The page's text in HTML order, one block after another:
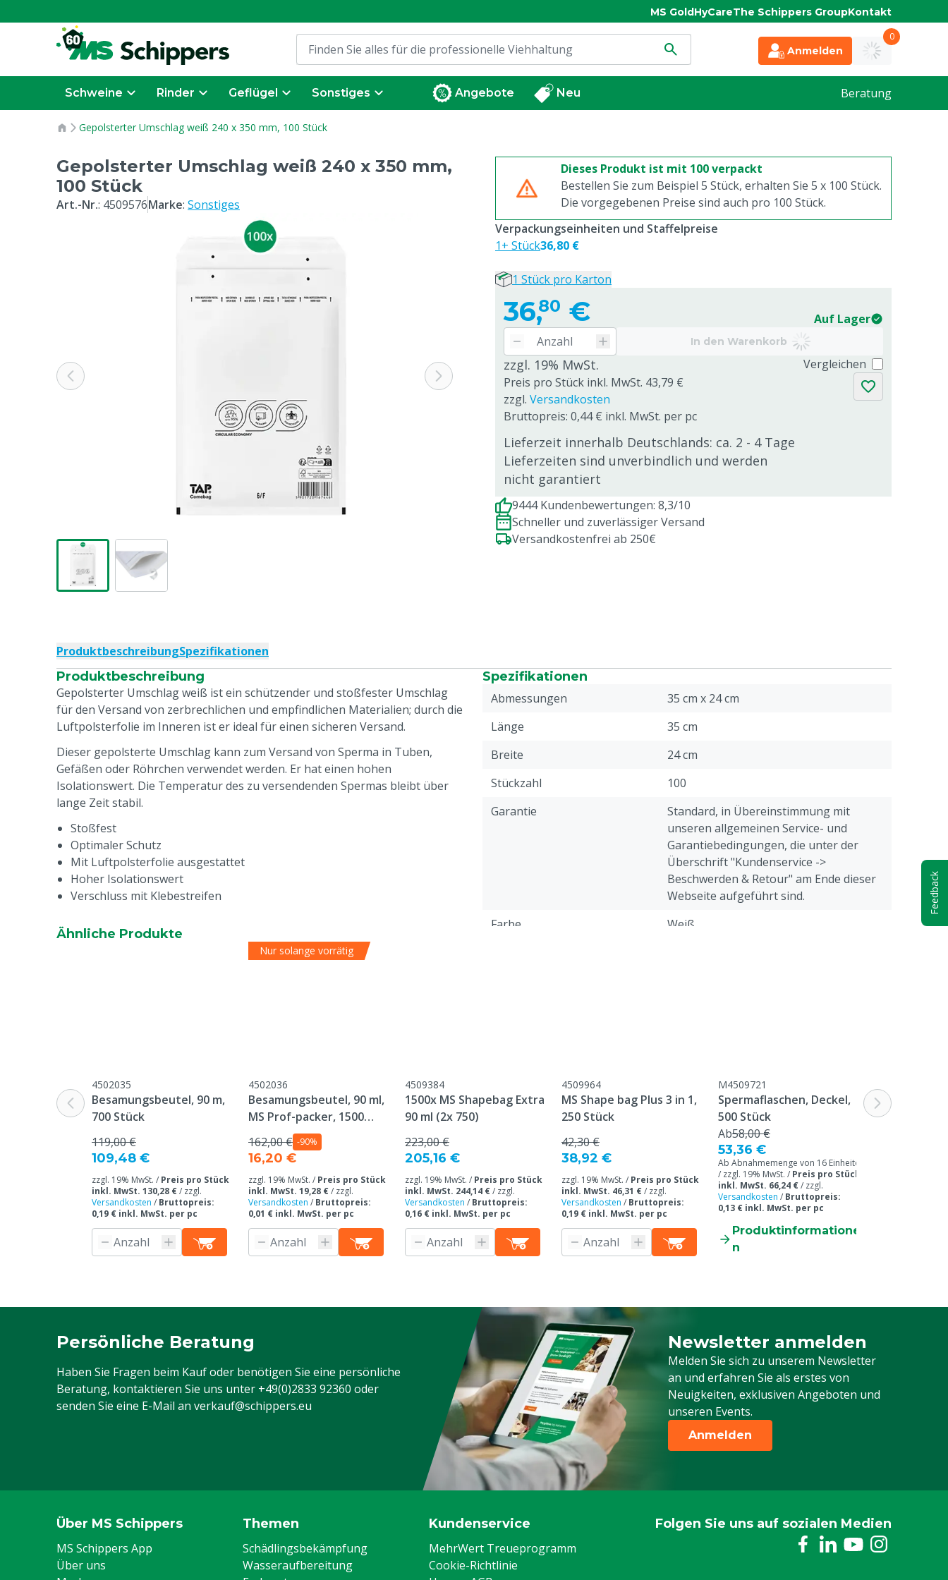
MS GoldHyCareThe Schippers GroupKontakt
Anmelden
0
Schweine Rinder Geflügel Sonstiges Angebote Neu Beratung
Gepolsterter Umschlag weiß 240 x 350 mm, 100 Stück
Gepolsterter Umschlag weiß 240 x 350 mm,
100 Stück
Art.-Nr.: 4509576Marke: Sonstiges
Dieses Produkt ist mit 100 verpackt
Bestellen Sie zum Beispiel 5 Stück, erhalten Sie 5 x 100 Stück.
Die vorgegebenen Preise sind auch pro 100 Stück.
36,80 € Auf Lager
In den Warenkorb
zzgl. 19% MwSt.
Preis pro Stück inkl. MwSt. 43,79 €
zzgl. Versandkosten
Bruttopreis: 0,44 € inkl. MwSt. per pc
Lieferzeit innerhalb Deutschlands: ca. 2 - 4 Tage
Lieferzeiten sind unverbindlich und werden
nicht garantiert
Vergleichen
Verpackungseinheiten und Staffelpreise
1+ Stück36,80 €
1 Stück pro Karton
9444 Kundenbewertungen: 8,3/10
Schneller und zuverlässiger Versand
Versandkostenfrei ab 250€
ProduktbeschreibungSpezifikationen
Produktbeschreibung
Gepolsterter Umschlag weiß ist ein schützender und stoßfester Umschlag
für den Versand von zerbrechlichen und empfindlichen Materialien; durch die
Luftpolsterfolie im Inneren ist er ideal für einen sicheren Versand.
Dieser gepolsterte Umschlag kann zum Versand von Sperma in Tuben,
Gefäßen oder Röhrchen verwendet werden. Er hat einen hohen
Isolationswert. Die Temperatur des zu versendenden Spermas bleibt über
lange Zeit stabil.
Stoßfest
Optimaler Schutz
Mit Luftpolsterfolie ausgestattet
Hoher Isolationswert
Verschluss mit Klebestreifen
Spezifikationen
Abmessungen
35 cm x 24 cm
Länge
35 cm
Breite
24 cm
Stückzahl
100
Garantie
Standard, in Übereinstimmung mit
unseren allgemeinen Service- und
Garantiebedingungen, die unter der
Überschrift "Kundenservice ->
Beschwerden & Retour" am Ende dieser
Webseite aufgeführt sind.
Farbe
Weiß
Ähnliche Produkte
4502035
Besamungsbeutel, 90 m,
700 Stück
119,00 €
109,48 €
zzgl. 19% MwSt. / Preis pro Stück
inkl. MwSt. 130,28 €/ zzgl.
Versandkosten / Bruttopreis:
0,19 € inkl. MwSt. per pc
Nur solange vorrätig
4502036
Besamungsbeutel, 90 ml,
MS Prof-packer, 1500
162,00 € -90%
16,20 €
zzgl. 19% MwSt. / Preis pro Stück
inkl. MwSt. 19,28 €/ zzgl.
Versandkosten / Bruttopreis:
0,01 € inkl. MwSt. per pc
4509384
1500x MS Shapebag Extra
90 ml (2x 750)
223,00 €
205,16 €
zzgl. 19% MwSt. / Preis pro Stück
inkl. MwSt. 244,14 €/ zzgl.
Versandkosten / Bruttopreis:
0,16 € inkl. MwSt. per pc
4509964
MS Shape bag Plus 3 in 1,
250 Stück
42,30 €
38,92 €
zzgl. 19% MwSt. / Preis pro Stück
inkl. MwSt. 46,31 €/ zzgl.
Versandkosten / Bruttopreis:
0,19 € inkl. MwSt. per pc
M4509721
Spermaflaschen, Deckel,
500 Stück
Ab58,00 €
53,36 €
Ab Abnahmemenge von 16 Einheiten
/ zzgl. 19% MwSt. / Preis pro Stück
inkl. MwSt. 66,24 €/ zzgl.
Versandkosten / Bruttopreis:
0,13 € inkl. MwSt. per pc
Produktinformatione
n
MS Shape
Stück
Persönliche Beratung
Haben Sie Fragen beim Kauf oder benötigen Sie eine persönliche
Beratung, kontaktieren Sie uns unter +49(0)2833 92360 oder
senden Sie eine E-Mail an verkauf@schippers.eu
Newsletter anmelden
Melden Sie sich zu unserem Newsletter
an und erfahren Sie als erstes von
Neuigkeiten, exklusiven Angeboten und
unseren Events.
Melden Sie sich für unseren Newsletter
Anmelden
Über MS Schippers
MS Schippers App
Über uns
Themen
Schädlingsbekämpfung
Wasseraufbereitung
Kundenservice
MehrWert Treueprogramm
Cookie-Richtlinie
Folgen Sie uns auf sozialen Medien
Feedback